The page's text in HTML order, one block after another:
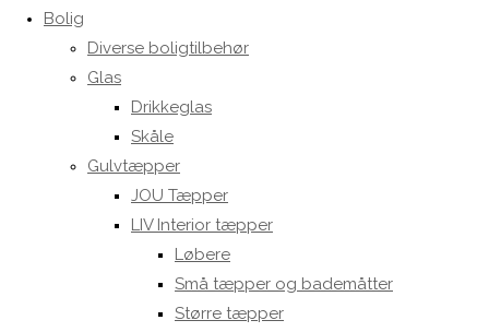
Bolig
Diverse boligtilbehør
Glas
Drikkeglas
Skåle
Gulvtæpper
JOU Tæpper
LIV Interior tæpper
Løbere
Små tæpper og bademåtter
Større tæpper